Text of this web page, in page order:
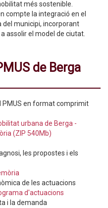
més sostenible.
compte la integració en el
del municipi, incorporant
assolir el model de ciutat.
de Berga
PMUS en format comprimit
urbana de Berga -
(ZIP 540Mb)
les propostes i els
de les actuacions
d'actuacions
i la demanda